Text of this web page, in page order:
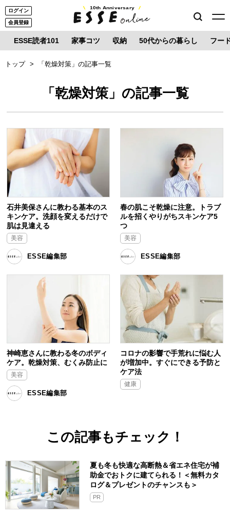
ログイン
会員登録
10th Anniversary
ESSE読者101 家事コツ 収納 50代からの暮らし フー
トップ 「乾燥対策」の記事一覧
「乾燥対策」の記事一覧
石井美保さんに教わる基本のス
キンケア。洗顔を変えるだけで
肌は見違える
美容
ESSE編集部
春の肌こそ乾燥に注意。トラブ
ルを招くやりがちスキンケア5
つ
美容
ESSE編集部
神崎恵さんに教わる冬のボディ
ケア。乾燥対策、むくみ防止に
美容
ESSE編集部
コロナの影響で手荒れに悩む人
が増加中。すぐにできる予防と
ケア法
健康
この記事もチェック！
夏も冬も快適な高断熱＆省エネ住宅が補
助金でおトクに建てられる！＜無料カタ
ログ＆プレゼントのチャンスも＞
PR